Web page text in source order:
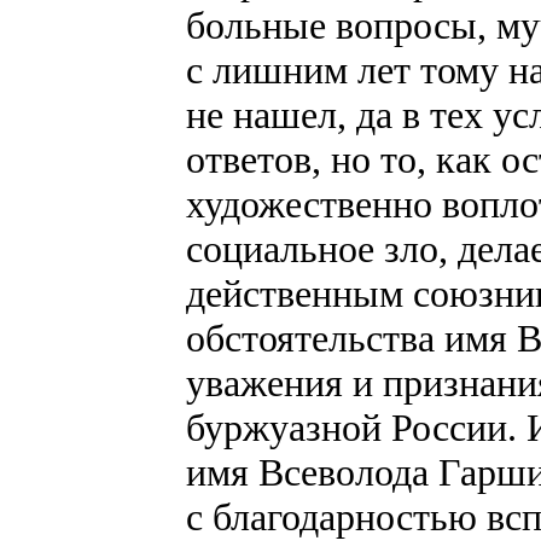
больные вопросы,
с лишним лет тому
не нашел, да в тех
ответов, но то, как
художественно
социальное зло,
действенным
обстоятельства имя
уважения и
буржуазной России.
имя Всеволода
с благодарностью